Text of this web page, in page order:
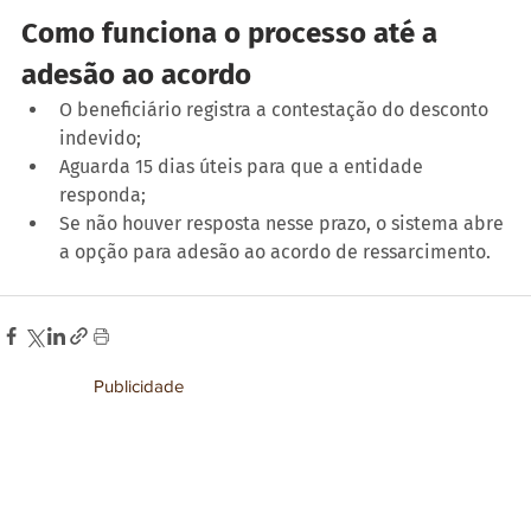
Como funciona o processo até a
adesão ao acordo
O beneficiário registra a contestação do desconto
indevido;
Aguarda 15 dias úteis para que a entidade
responda;
Se não houver resposta nesse prazo, o sistema abre
a opção para adesão ao acordo de ressarcimento.
Publicidade